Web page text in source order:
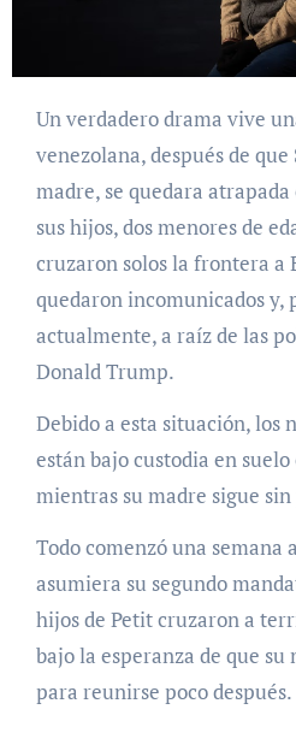
Un verdadero drama vive una familia migrante
venezolana, después de
madre, se quedara
sus hijos, dos menores de
cruzaron solos la frontera a
quedaron incomunicados y,
actualmente, a raíz de las
Donald Trump.
Debido a esta situación, los
están bajo custodia en
mientras su madre sigue
Todo comenzó una semana
asumiera su segundo
hijos de Petit cruzaron a
bajo la esperanza de que su
para reunirse poco después.